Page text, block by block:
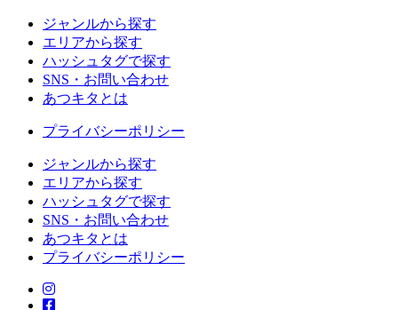
ジャンルから探す
エリアから探す
ハッシュタグで探す
SNS・お問い合わせ
あつキタとは
プライバシーポリシー
ジャンルから探す
エリアから探す
ハッシュタグで探す
SNS・お問い合わせ
あつキタとは
プライバシーポリシー